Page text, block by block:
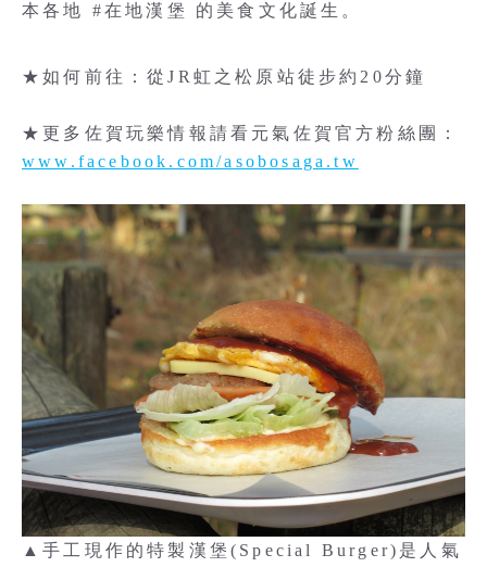
本各地 #在地漢堡 的美食文化誕生。
★如何前往：從JR虹之松原站徒步約20分鐘
★更多佐賀玩樂情報請看元氣佐賀官方粉絲團：
www.facebook.com/asobosaga.tw
▲手工現作的特製漢堡(Special Burger)是人氣